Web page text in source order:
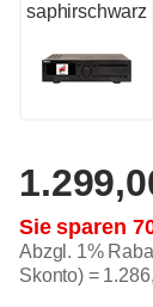
saphirschwarz
Abzgl. 1%
Skonto) =